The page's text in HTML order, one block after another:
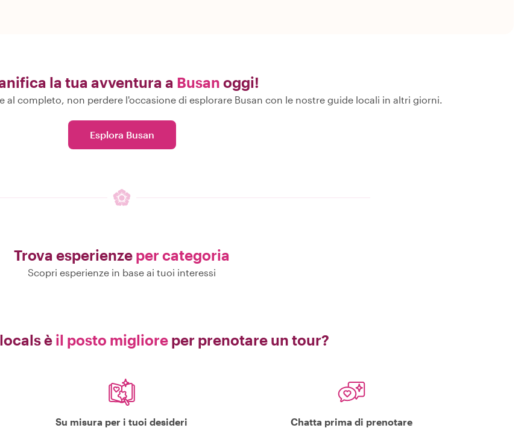
la tua avventura a Busan oggi!
al completo, non perdere l'occasione di esplorare Busan con le nostre guide locali in altri giorni.
Esplora Busan
Trova esperienze per categoria
Scopri esperienze in base ai tuoi interessi
è il posto migliore per prenotare un tour?
Su misura per i tuoi desideri Chatta prima di prenotare